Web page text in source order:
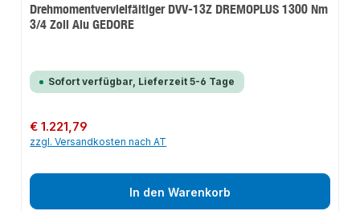
Drehmomentvervielfältiger DVV-13Z DREMOPLUS 1300 Nm
3/4 Zoll Alu GEDORE
Sofort verfügbar, Lieferzeit 5-6 Tage
Regulärer Preis:
€ 1.221,79
zzgl. Versandkosten nach AT
In den Warenkorb